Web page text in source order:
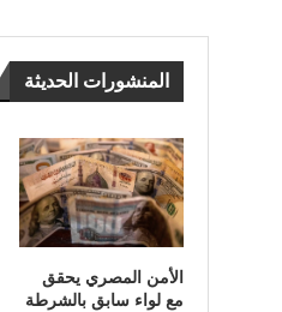
المنشورات الحديثة
الأمن المصري يحقق
مع لواء سابق بالشرطة